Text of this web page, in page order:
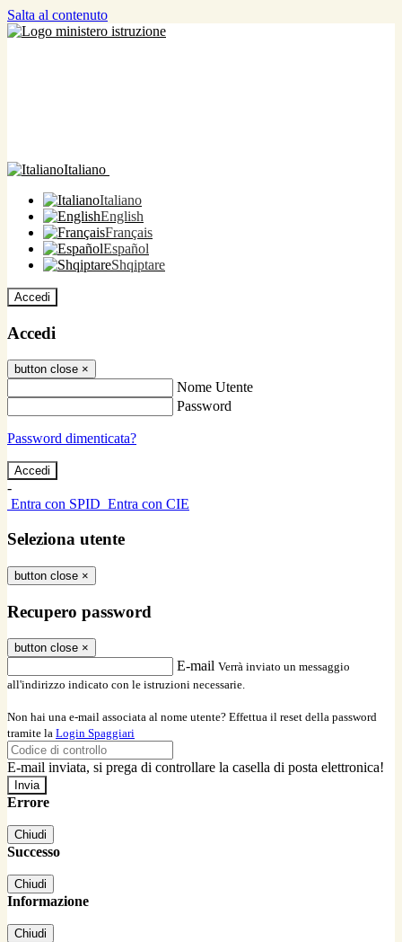
Salta al contenuto
Italiano
Italiano
English
Français
Español
Shqiptare
Accedi
Accedi
button close ×
Nome Utente
Password
Password dimenticata?
-
Entra con SPID Entra con CIE
Seleziona utente
button close ×
Recupero password
button close ×
E-mail Verrà inviato un messaggio
all'indirizzo indicato con le istruzioni necessarie.
Non hai una e-mail associata al nome utente? Effettua il reset della password
tramite la Login Spaggiari
E-mail inviata, si prega di controllare la casella di posta elettronica!
Errore
Chiudi
Successo
Chiudi
Informazione
Chiudi